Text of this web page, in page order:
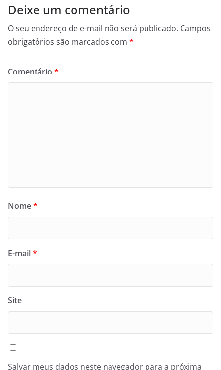
Deixe um comentário
O seu endereço de e-mail não será publicado. Campos
obrigatórios são marcados com *
Comentário *
Nome*
E-mail*
Site
Salvar meus dados neste navegador para a próxima